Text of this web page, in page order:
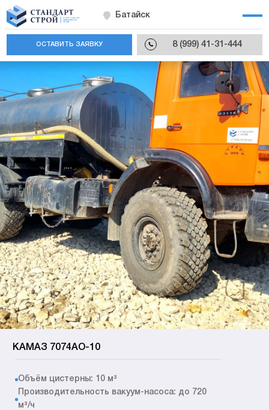
Батайск
8 (999) 41-31-444
ОСТАВИТЬ ЗАЯВКУ
КАМАЗ 7074АО-10
Объём цистерны: 10 м³
Производительность вакуум-насоса: до 720
м³/ч